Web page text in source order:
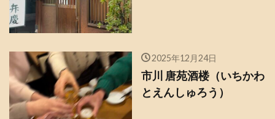
2025年12月24日
市川 唐苑酒楼（いちかわ
とえんしゅろう）